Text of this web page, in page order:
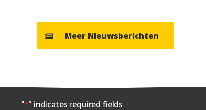
Meer Nieuwsberichten
"*" indicates required fields